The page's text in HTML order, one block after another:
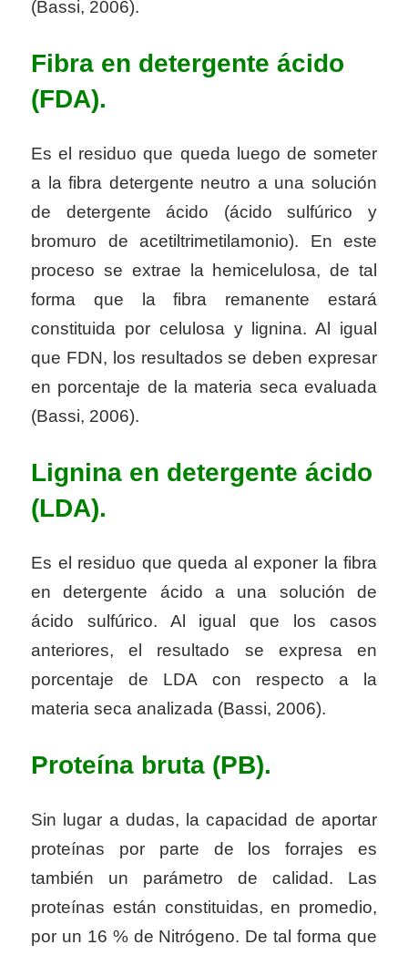
(Bassi, 2006).
Fibra en detergente ácido
(FDA).
Es el residuo que queda luego de someter
a la fibra detergente neutro a una solución
de detergente ácido (ácido sulfúrico y
bromuro de acetiltrimetilamonio). En este
proceso se extrae la hemicelulosa, de tal
forma que la fibra remanente estará
constituida por celulosa y lignina. Al igual
que FDN, los resultados se deben expresar
en porcentaje de la materia seca evaluada
(Bassi, 2006).
Lignina en detergente ácido
(LDA).
Es el residuo que queda al exponer la fibra
en detergente ácido a una solución de
ácido sulfúrico. Al igual que los casos
anteriores, el resultado se expresa en
porcentaje de LDA con respecto a la
materia seca analizada (Bassi, 2006).
Proteína bruta (PB).
Sin lugar a dudas, la capacidad de aportar
proteínas por parte de los forrajes es
también un parámetro de calidad. Las
proteínas están constituidas, en promedio,
por un 16 % de Nitrógeno. De tal forma que